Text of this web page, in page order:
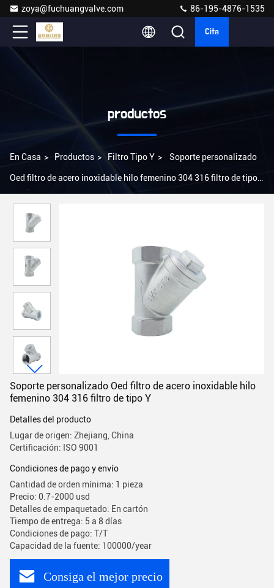
zoya@fuchuangvalve.com 86-195-4876-1535
Cita
productos
En Casa > Productos > Filtro Tipo Y > Soporte personalizado
Oed filtro de acero inoxidable hilo femenino 304 316 filtro de tipo
Soporte personalizado Oed filtro de acero inoxidable hilo
femenino 304 316 filtro de tipo Y
Detalles del producto
Lugar de origen: Zhejiang, China
Certificación: ISO 9001
Condiciones de pago y envío
Cantidad de orden mínima: 1 pieza
Precio: 0.7-2000 usd
Detalles de empaquetado: En cartón
Tiempo de entrega: 5 a 8 días
Condiciones de pago: T/T
Capacidad de la fuente: 100000/year
Consiga el mejor precio